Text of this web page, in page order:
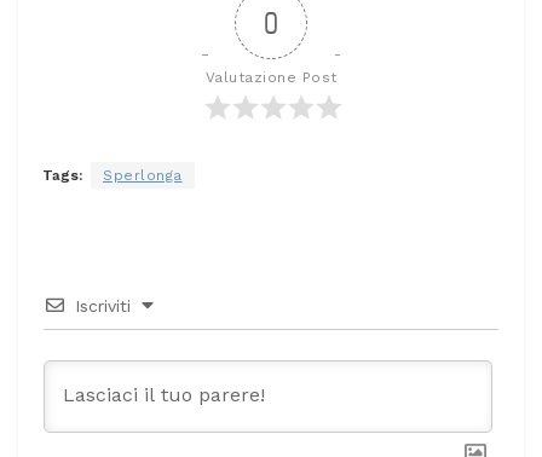
0
Valutazione Post
Tags: Sperlonga
Iscriviti